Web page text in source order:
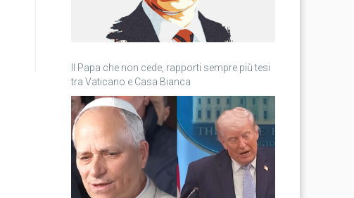
Il Papa che non cede, rapporti sempre più tesi
tra Vaticano e Casa Bianca